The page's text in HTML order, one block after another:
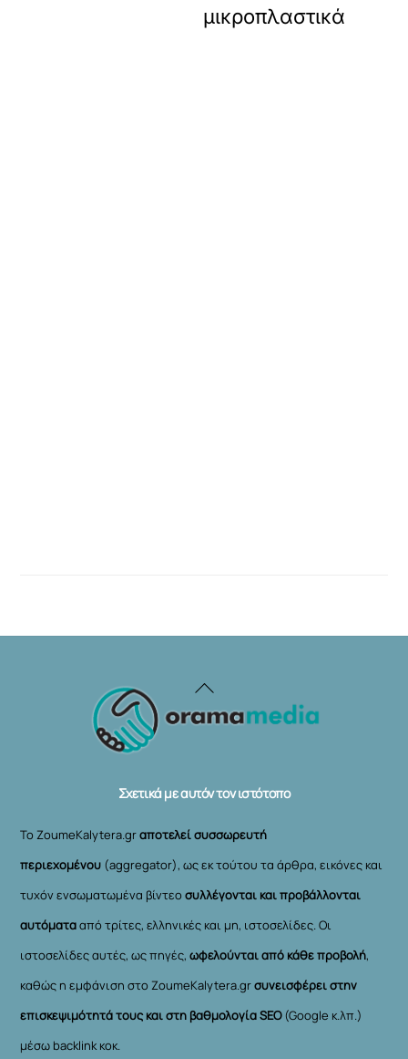
μικροπλαστικά
Back
To
Σχετικά με αυτόν τον ιστότοπο
Το ZoumeKalytera.grαποτελεί συσσωρευτή
περιεχομένου (aggregator), ως εκ τούτου τα άρθρα, εικόνες και
τυχόν ενσωματωμένα βίντεοσυλλέγονται και προβάλλονται
αυτόματααπό τρίτες, ελληνικές και μη, ιστοσελίδες. Οι
ιστοσελίδες αυτές, ως πηγές,ωφελούνται από κάθε προβολή,
καθώς η εμφάνιση στο ZoumeKalytera.grσυνεισφέρει στην
επισκεψιμότητά τους και στη βαθμολογία SEO(Google κ.λπ.)
μέσω backlink κοκ.